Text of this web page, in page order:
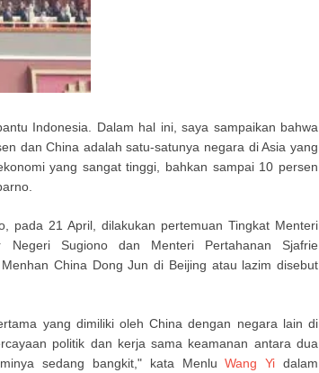
Indonesia. Dalam hal ini, saya sampaikan bahwa
dan China adalah satu-satunya negara di Asia yang
yang sangat tinggi, bahkan sampai 10 persen
pada 21 April, dilakukan pertemuan Tingkat Menteri
Negeri Sugiono dan Menteri Pertahanan Sjafrie
China Dong Jun di Beijing atau lazim disebut
yang dimiliki oleh China dengan negara lain di
politik dan kerja sama keamanan antara dua
sedang bangkit," kata MenluWang Yi dalam